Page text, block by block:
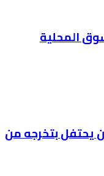
يحتفل بتخرجه من